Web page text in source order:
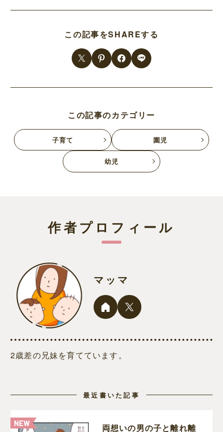
この記事をSHAREする
この記事のカテゴリー
子育て 園児
幼児
作者プロフィール
マッマ
2歳差の兄妹を育てています。
最近書いた記事
両想いの男の子と離れ離